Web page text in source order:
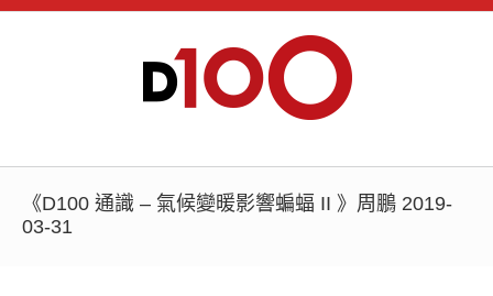
《D100 通識 – 氣候變暖影響蝙蝠 II 》周鵬 2019-
03-31